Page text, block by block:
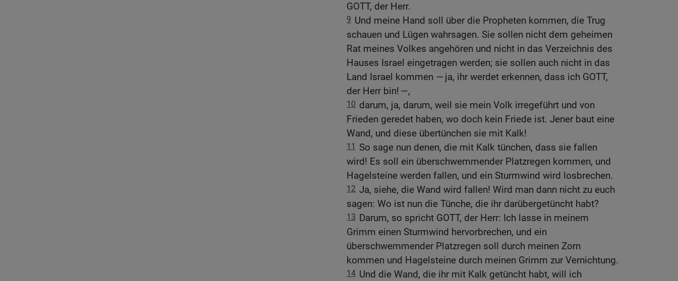
GOTT, der Herr.
9 Und meine Hand soll über die Propheten kommen, die Trug
schauen und Lügen wahrsagen. Sie sollen nicht dem geheimen
Rat meines Volkes angehören und nicht in das Verzeichnis des
Hauses Israel eingetragen werden; sie sollen auch nicht in das
Land Israel kommen — ja, ihr werdet erkennen, dass ich GOTT,
der Herr bin! —,
10 darum, ja, darum, weil sie mein Volk irregeführt und von
Frieden geredet haben, wo doch kein Friede ist. Jener baut eine
Wand, und diese übertünchen sie mit Kalk!
11
So sage nun denen, die mit Kalk tünchen, dass sie fallen
wird! Es soll ein überschwemmender Platzregen kommen, und
Hagelsteine werden fallen, und ein Sturmwind wird losbrechen.
12 Ja, siehe, die Wand wird fallen! Wird man dann nicht zu euch
sagen: Wo ist nun die Tünche, die ihr darübergetüncht habt?
13 Darum, so spricht GOTT, der Herr: Ich lasse in meinem
Grimm einen Sturmwind hervorbrechen, und ein
überschwemmender Platzregen soll durch meinen Zorn
kommen und Hagelsteine durch meinen Grimm zur Vernichtung.
14 Und die Wand, die ihr mit Kalk getüncht habt, will ich